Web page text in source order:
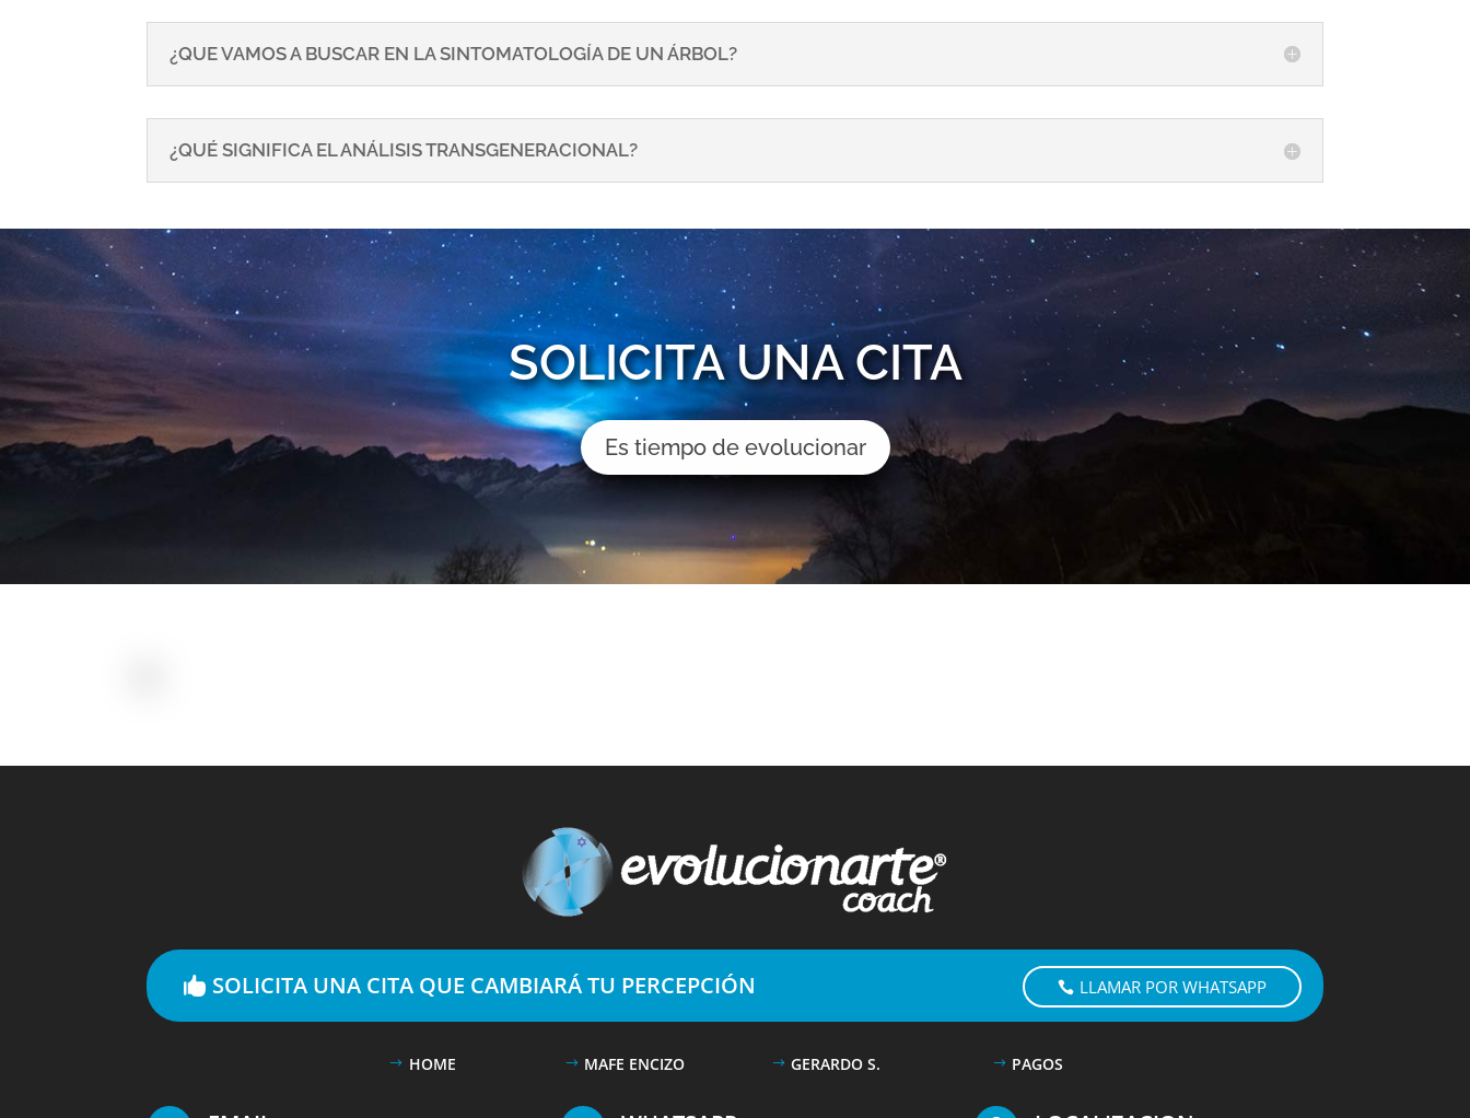
¿QUE VAMOS A BUSCAR EN LA SINTOMATOLOGÍA DE UN ÁRBOL?
¿QUÉ SIGNIFICA EL ANÁLISIS TRANSGENERACIONAL?
SOLICITA UNA CITA
Es tiempo de evolucionar
SOLICITA UNA CITA QUE CAMBIARÁ TU PERCEPCIÓN LLAMAR POR WHATSAPP
HOME MAFE ENCIZO GERARDO S. PAGOS